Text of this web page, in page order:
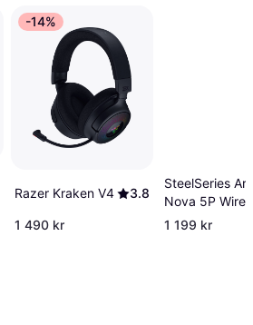
-14%
Razer Kraken V4 3.8
1 490 kr
SteelSeries
Nova 5P
Black
1 199 kr